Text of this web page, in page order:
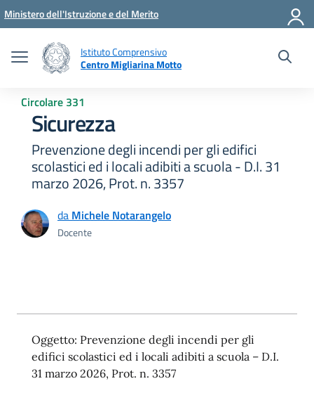
Vai ai contenuti
Vai al menu di navigazione
Vai al footer
Ministero dell'Istruzione e del Merito
Istituto Comprensivo
Centro Migliarina Motto
Circolare 331
Sicurezza
Prevenzione degli incendi per gli edifici
scolastici ed i locali adibiti a scuola - D.I. 31
marzo 2026, Prot. n. 3357
da Michele Notarangelo
Docente
Oggetto: Prevenzione degli incendi per gli
edifici scolastici ed i locali adibiti a scuola – D.I.
31 marzo 2026, Prot. n. 3357